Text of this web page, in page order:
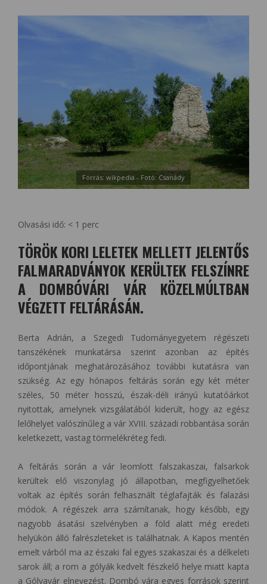
Forrás: wikpedia - Fotó: Csanády
Olvasási idő: < 1 perc
TÖRÖK KORI LELETEK MELLETT JELENTŐS
FALMARADVÁNYOK KERÜLTEK FELSZÍNRE
A DOMBÓVÁRI VÁR KÖZELMÚLTBAN
VÉGZETT FELTÁRÁSÁN.
Berta Adrián, a Szegedi Tudományegyetem régészeti
tanszékének munkatársa szerint azonban az építés
időpontjának meghatározásához további kutatásra van
szükség. Az egy hónapos feltárás során egy két méter
széles, 50 méter hosszú, észak-déli irányú kutatóárkot
nyitottak, amelynek vizsgálatából kiderült, hogy az egész
lelőhelyet valószínűleg a vár XVIII. századi robbantása során
keletkezett, vastag törmelékréteg fedi.
A feltárás során a vár leomlott falszakaszai, falsarkok
kerültek elő viszonylag jó állapotban, megfigyelhetőek
voltak az építés során felhasznált téglafajták és falazási
módok. A régészek arra számítanak, hogy később, egy
nagyobb ásatási szelvényben a föld alatt még eredeti
helyükön álló falrészleteket is találhatnak. A Kapos mentén
emelt várból ma az északi fal egyes szakaszai és a délkeleti
sarok áll; a rom a gólyák kedvelt fészkelő helye miatt kapta
a Gólyavár elnevezést. Dombó vára egyes források szerint